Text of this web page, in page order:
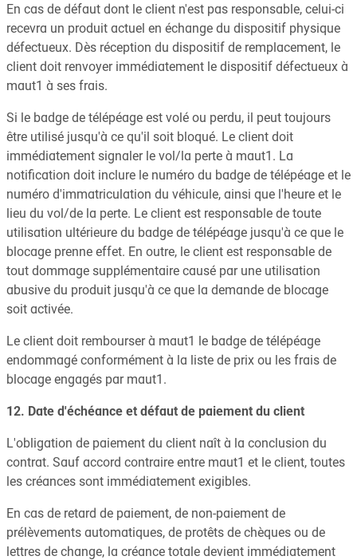
En cas de défaut dont le client n'est pas responsable, celui-ci
recevra un produit actuel en échange du dispositif physique
défectueux. Dès réception du dispositif de remplacement, le
client doit renvoyer immédiatement le dispositif défectueux à
maut1 à ses frais.
Si le badge de télépéage est volé ou perdu, il peut toujours
être utilisé jusqu'à ce qu'il soit bloqué. Le client doit
immédiatement signaler le vol/la perte à maut1. La
notification doit inclure le numéro du badge de télépéage et le
numéro d'immatriculation du véhicule, ainsi que l'heure et le
lieu du vol/de la perte. Le client est responsable de toute
utilisation ultérieure du badge de télépéage jusqu'à ce que le
blocage prenne effet. En outre, le client est responsable de
tout dommage supplémentaire causé par une utilisation
abusive du produit jusqu'à ce que la demande de blocage
soit activée.
Le client doit rembourser à maut1 le badge de télépéage
endommagé conformément à la liste de prix ou les frais de
blocage engagés par maut1.
12. Date d'échéance et défaut de paiement du client
L'obligation de paiement du client naît à la conclusion du
contrat. Sauf accord contraire entre maut1 et le client, toutes
les créances sont immédiatement exigibles.
En cas de retard de paiement, de non-paiement de
prélèvements automatiques, de protêts de chèques ou de
lettres de change, la créance totale devient immédiatement